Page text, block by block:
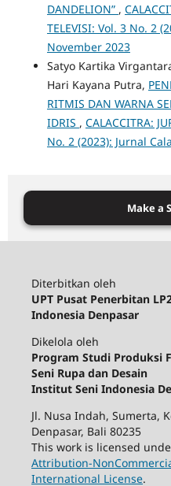
DANDELION” ,
TELEVISI: Vol. 3 No. 2
November 2023
Satyo Kartika
Hari Kayana Putra,
RITMIS DAN WARNA
IDRIS , CALACCITRA:
No. 2 (2023): Jurnal
Make a
Diterbitkan oleh
UPT Pusat Penerbitan
Indonesia Denpasar
Dikelola oleh
Program Studi Produksi
Seni Rupa dan Desain
Institut Seni Indonesia
Jl. Nusa Indah, Sumerta,
Denpasar, Bali 80235
This work is licensed
Attribution-
International License.